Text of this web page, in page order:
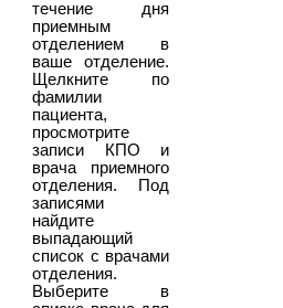
течение дня
приемным
отделением в
ваше отделение.
Щелкните по
фамилии
пациента,
просмотрите
записи КПО и
врача приемного
отделения. Под
записями
найдите
выпадающий
список с врачами
отделения.
Выберите в